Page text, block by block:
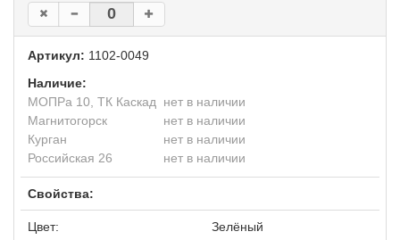
Артикул: 1102-0049
Наличие:
МОПРа 10, ТК Каскад
нет в наличии
Магнитогорск
нет в наличии
Курган
нет в наличии
Российская 26
нет в наличии
Свойства:
Цвет: Зелёный